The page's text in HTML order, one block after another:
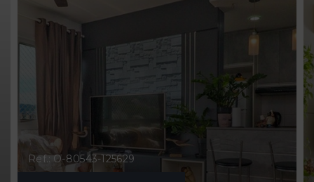
Ref.: O-80543-125629